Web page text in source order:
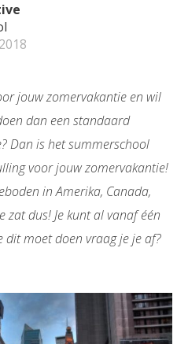
jouw zomervakantie en wil
dan een standaard
Dan is het summerschool
voor jouw zomervakantie!
in Amerika, Canada,
zat dus! Je kunt al vanaf één
dit moet doen vraag je je af?